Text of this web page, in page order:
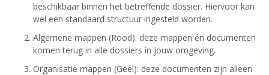
beschikbaar binnen het betreffende dossier. Hiervoor kan
wel een standaard structuur ingesteld worden.
Algemene mappen (Rood): deze mappen én documenten
komen terug in alle dossiers in jouw omgeving.
Organisatie mappen (Geel): deze documenten zijn alleen